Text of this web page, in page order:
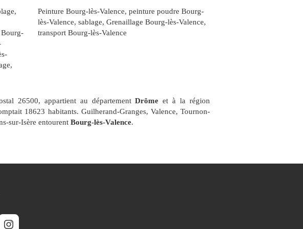
Bourg-
Peinture Bourg-lès-Valence, peinture poudre Bourg-
lès-Valence, sablage, Grenaillage Bourg-lès-Valence,
transport Bourg-lès-Valence
26500, appartient au départementDrôme et à la région
18623 habitants. Guilherand-Granges, Valence, Tournon-
sur-Isère entourent Bourg-lès-Valence.